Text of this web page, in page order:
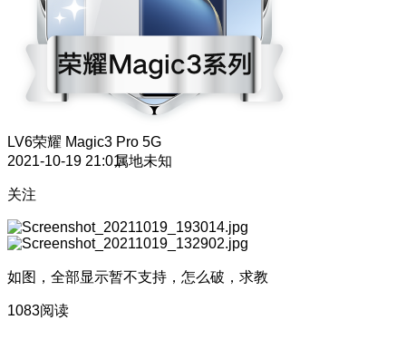
LV6荣耀 Magic3 Pro 5G
2021-10-19 21:01属地未知
关注
如图，全部显示暂不支持，怎么破，求教
1083阅读